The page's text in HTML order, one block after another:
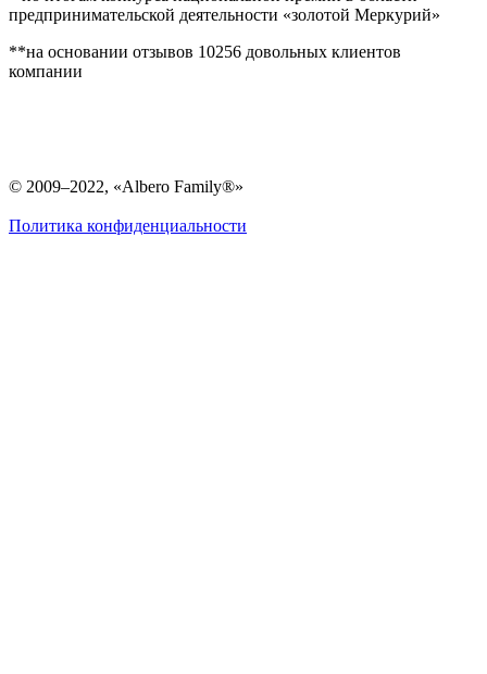
предпринимательской деятельности «золотой Меркурий»
**на основании отзывов 10256 довольных клиентов
компании
© 2009–2022, «Albero Family®»
Политика конфиденциальности